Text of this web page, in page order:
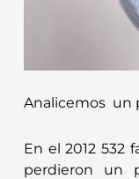
Analicemos un
En el 2012 532
perdieron un